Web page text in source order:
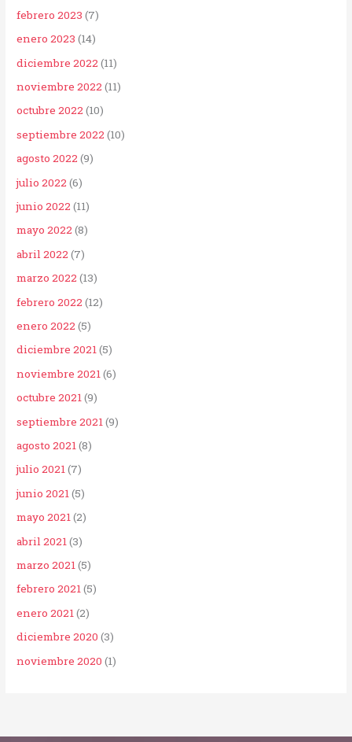
febrero 2023 (7)
enero 2023 (14)
diciembre 2022 (11)
noviembre 2022 (11)
octubre 2022 (10)
septiembre 2022 (10)
agosto 2022 (9)
julio 2022 (6)
junio 2022 (11)
mayo 2022 (8)
abril 2022 (7)
marzo 2022 (13)
febrero 2022 (12)
enero 2022 (5)
diciembre 2021(5)
noviembre 2021(6)
octubre 2021(9)
septiembre 2021(9)
agosto 2021(8)
julio 2021(7)
junio 2021(5)
mayo 2021(2)
abril 2021(3)
marzo 2021(5)
febrero 2021(5)
enero 2021(2)
diciembre 2020 (3)
noviembre 2020 (1)